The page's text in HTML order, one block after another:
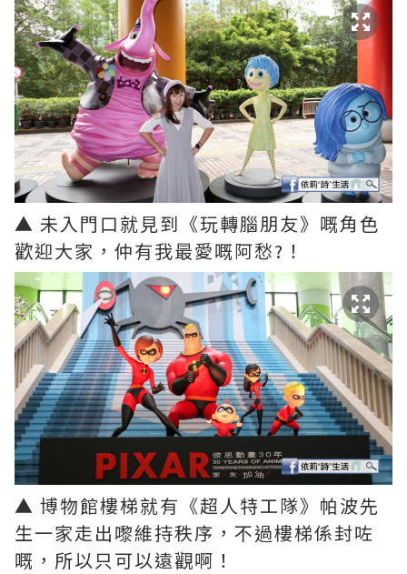
▲ 未入門口就見到《玩轉腦朋友》嘅角色
歡迎大家，仲有我最愛嘅阿愁?！
▲ 博物館樓梯就有《超人特工隊》帕波先
生一家走出嚟維持秩序，不過樓梯係封咗
嘅，所以只可以遠觀啊！